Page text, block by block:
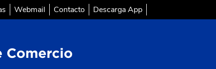
Webmail Contacto Descarga App